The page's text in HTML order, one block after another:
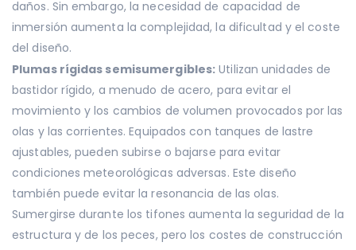
daños. Sin embargo, la necesidad de capacidad de
inmersión aumenta la complejidad, la dificultad y el coste
del diseño.
Plumas rígidas semisumergibles: Utilizan unidades de
bastidor rígido, a menudo de acero, para evitar el
movimiento y los cambios de volumen provocados por las
olas y las corrientes. Equipados con tanques de lastre
ajustables, pueden subirse o bajarse para evitar
condiciones meteorológicas adversas. Este diseño
también puede evitar la resonancia de las olas.
Sumergirse durante los tifones aumenta la seguridad de la
estructura y de los peces, pero los costes de construcción